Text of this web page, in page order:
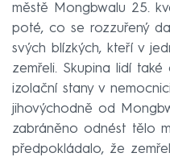
městě Mongbwalu 25.
poté, co se rozzuřený
svých blízkých, kteří v
zemřeli. Skupina lidí
izolační stany v
jihovýchodně od
zabráněno odnést tělo
předpokládalo, že